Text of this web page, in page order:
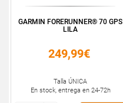
GARMIN FORERUNNER® 70 GPS
LILA
249,99€
Talla ÚNICA
En stock, entrega en 24-72h